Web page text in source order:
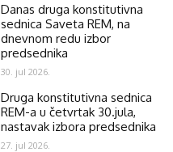
Danas druga konstitutivna
sednica Saveta REM, na
dnevnom redu izbor
predsednika
30. jul 2026.
Druga konstitutivna sednica
REM-a u četvrtak 30.jula,
nastavak izbora predsednika
27. jul 2026.